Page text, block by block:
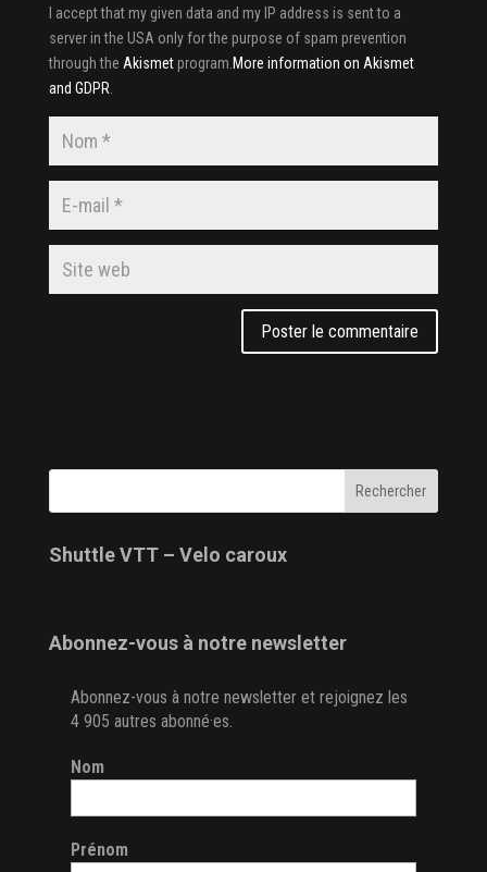
I accept that my given data and my IP address is sent to a
server in the USA only for the purpose of spam prevention
through the Akismetprogram. More information on Akismet
and GDPR
Shuttle VTT – Velo caroux
Abonnez-vous à notre newsletter
Abonnez-vous à notre newsletter et rejoignez les
4 905 autres abonné·es.
Nom
Prénom